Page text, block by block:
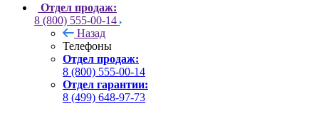
Отдел продаж:
8 (800) 555-00-14
Назад
Телефоны
Отдел продаж:
8 (800) 555-00-14
Отдел гарантии:
8 (499) 648-97-73